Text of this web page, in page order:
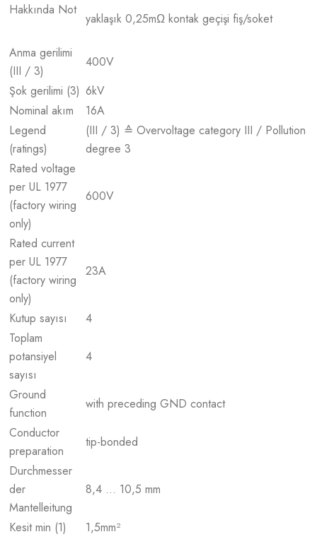
Hakkında Not
yaklaşık 0,25mΩ kontak geçişi fiş/soket
Anma gerilimi
(III / 3)
400V
Şok gerilimi (3) 6kV
Nominal akım
16A
Legend
(ratings)
(III / 3) ≙ Overvoltage category III / Pollution
degree 3
Rated voltage
per UL 1977
(factory wiring
only)
600V
Rated current
per UL 1977
(factory wiring
only)
23A
Kutup sayısı
4
Toplam
potansiyel
sayısı
4
Ground
function
with preceding GND contact
Conductor
preparation
tip-bonded
Durchmesser
der
Mantelleitung
8,4 … 10,5 mm
Kesit min (1) 1,5mm²